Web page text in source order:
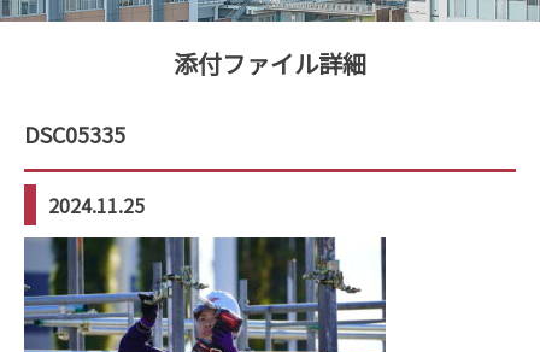
添付ファイル詳細
DSC05335
2024.11.25